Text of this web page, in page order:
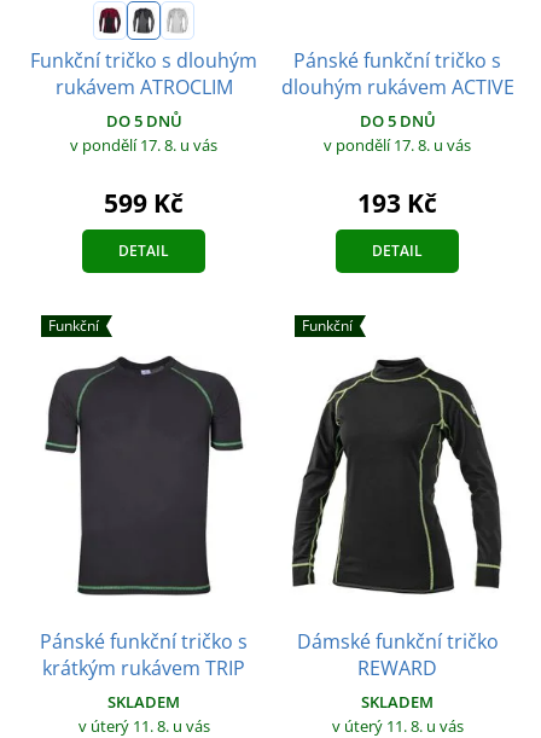
Funkční tričko s dlouhým
rukávem ATROCLIM
DO 5 DNŮ
v pondělí 17. 8. u vás
599 Kč
DETAIL
Pánské funkční tričko s
dlouhým rukávem ACTIVE
DO 5 DNŮ
v pondělí 17. 8. u vás
193 Kč
DETAIL
Funkční
Pánské funkční tričko s
krátkým rukávem TRIP
SKLADEM
v úterý 11. 8. u vás
Funkční
Dámské funkční tričko
REWARD
SKLADEM
v úterý 11. 8. u vás